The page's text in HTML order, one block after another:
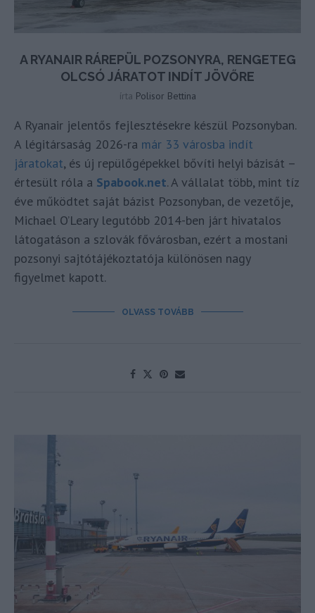
A RYANAIR RÁREPÜL POZSONYRA, RENGETEG
OLCSÓ JÁRATOT INDÍT JÖVŐRE
írta Polisor Bettina
A Ryanair jelentős fejlesztésekre készül Pozsonyban.
A légitársaság 2026-ra már 33 városba indít
járatokat, és új repülőgépekkel bővíti helyi bázisát –
értesült róla a Spabook.net. A vállalat több, mint tíz
éve működtet saját bázist Pozsonyban, de vezetője,
Michael O’Leary legutóbb 2014-ben járt hivatalos
látogatáson a szlovák fővárosban, ezért a mostani
pozsonyi sajtótájékoztatója különösen nagy
figyelmet kapott.
OLVASS TOVÁBB